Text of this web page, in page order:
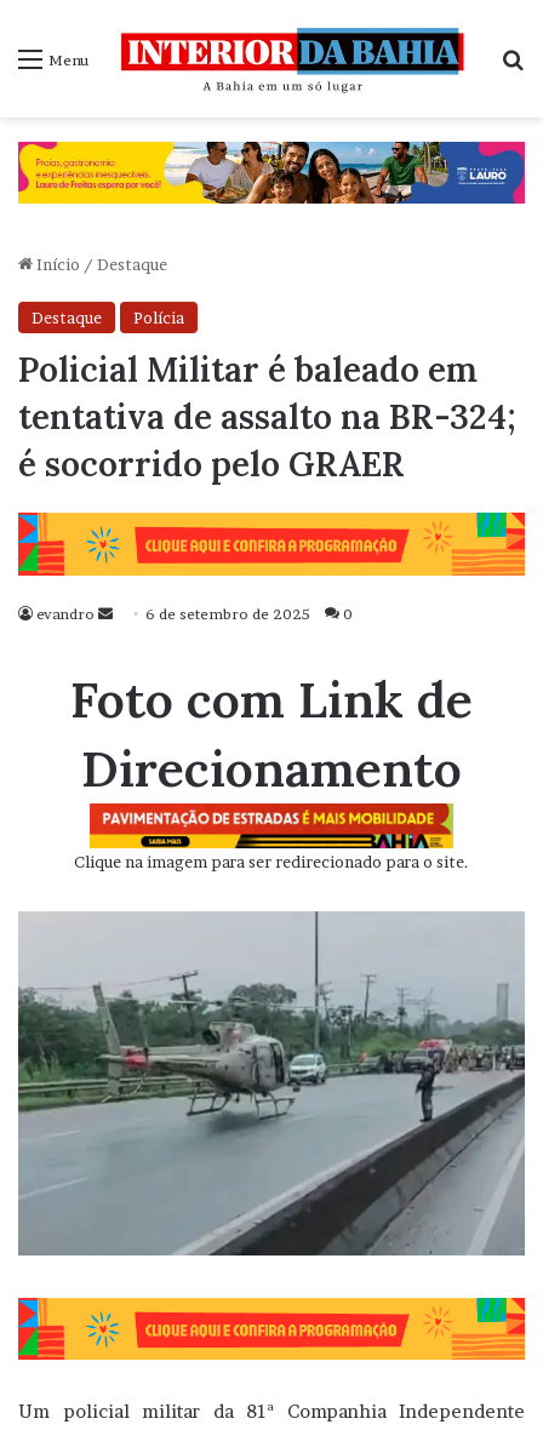
Menu
Início / Destaque
Destaque Polícia
Policial Militar é baleado em
tentativa de assalto na BR-324;
é socorrido pelo GRAER
evandro
Mande
mail
6 de setembro de 2025 0
Foto com Link de
Direcionamento
Clique na imagem para ser redirecionado para o site.
Um policial militar da 81ª Companhia Independente